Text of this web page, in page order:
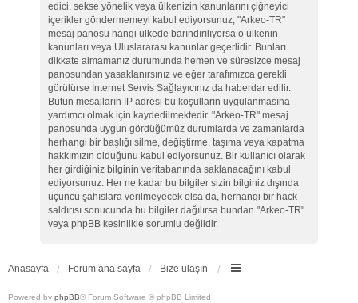
edici, sekse yönelik veya ülkenizin kanunlarını çiğneyici
içerikler göndermemeyi kabul ediyorsunuz, "Arkeo-TR"
mesaj panosu hangi ülkede barındırılıyorsa o ülkenin
kanunları veya Uluslararası kanunlar geçerlidir. Bunları
dikkate almamanız durumunda hemen ve süresizce mesaj
panosundan yasaklanırsınız ve eğer tarafımızca gerekli
görülürse İnternet Servis Sağlayıcınız da haberdar edilir.
Bütün mesajların IP adresi bu koşulların uygulanmasına
yardımcı olmak için kaydedilmektedir. "Arkeo-TR" mesaj
panosunda uygun gördüğümüz durumlarda ve zamanlarda
herhangi bir başlığı silme, değiştirme, taşıma veya kapatma
hakkımızın olduğunu kabul ediyorsunuz. Bir kullanıcı olarak
her girdiğiniz bilginin veritabanında saklanacağını kabul
ediyorsunuz. Her ne kadar bu bilgiler sizin bilginiz dışında
üçüncü şahıslara verilmeyecek olsa da, herhangi bir hack
saldırısı sonucunda bu bilgiler dağılırsa bundan "Arkeo-TR"
veya phpBB kesinlikle sorumlu değildir.
Anasayfa Forum ana sayfa Bize ulaşın
Powered by phpBB® Forum Software © phpBB Limited